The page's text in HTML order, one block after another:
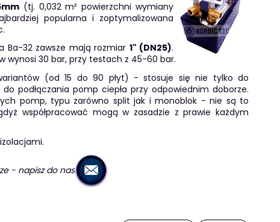
(tj. 0,032 m² powierzchni wymiany
popularna i zoptymalizowana
Ba-32 zawsze mają rozmiar 1" (DN25).
wynosi 30 bar, przy testach z 45-60 bar.
(od 15 do 90 płyt) - stosuje się nie tylko do
podłączania pomp ciepła przy odpowiednim doborze.
pomp, typu zarówno split jak i monoblok - nie są to
współpracować mogą w zasadzie z prawie każdym
- napisz do nas